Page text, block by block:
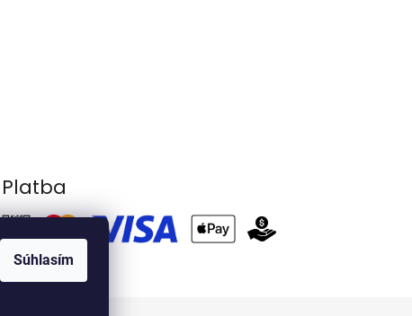
Súhlasím
Platba